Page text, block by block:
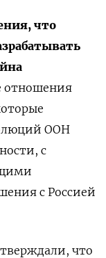
что
отношения
ООН
с
с Россией
что